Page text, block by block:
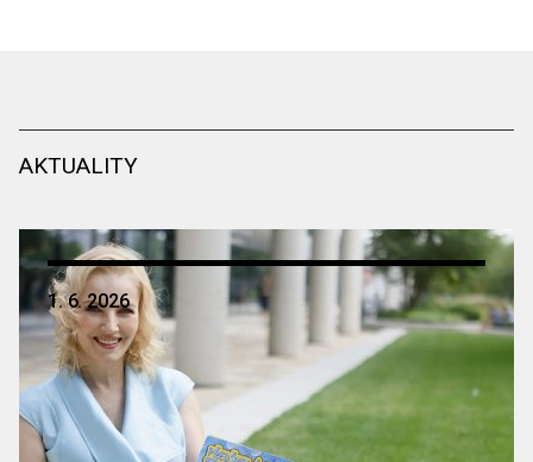
AKTUALITY
1. 6. 2026